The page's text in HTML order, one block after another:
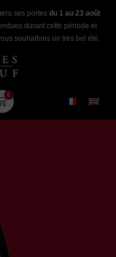
ses portes du 1 au 23 août
durant cette période et
souhaitons un très bel été.
0